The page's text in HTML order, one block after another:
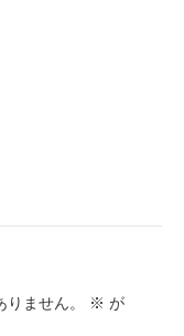
ません。 ※ が